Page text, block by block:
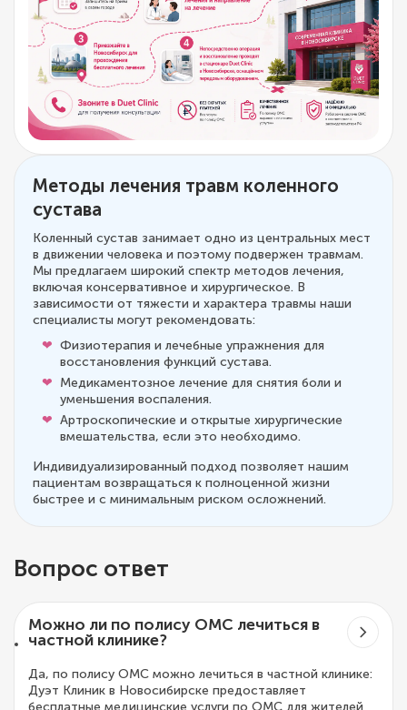
Методы лечения травм коленного
сустава
Коленный сустав занимает одно из центральных мест
в движении человека и поэтому подвержен травмам.
Мы предлагаем широкий спектр методов лечения,
включая консервативное и хирургическое. В
зависимости от тяжести и характера травмы наши
специалисты могут рекомендовать:
Физиотерапия и лечебные упражнения для
восстановления функций сустава.
Медикаментозное лечение для снятия боли и
уменьшения воспаления.
Артроскопические и открытые хирургические
вмешательства, если это необходимо.
Индивидуализированный подход позволяет нашим
пациентам возвращаться к полноценной жизни
быстрее и с минимальным риском осложнений.
Вопрос ответ
Можно ли по полису ОМС лечиться в
частной клинике?
Да, по полису ОМС можно лечиться в частной клинике:
Дуэт Клиник в Новосибирске предоставляет